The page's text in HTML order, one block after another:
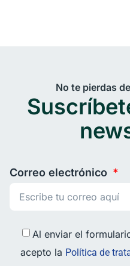
No te pierdas
Correo electrónico
Al enviar el
acepto la Política de